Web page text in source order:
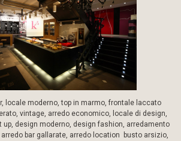
locale moderno, top in marmo, frontale laccato
vintage, arredo economico, locale di design,
up, design moderno, design fashion, arredamento
bar gallarate, arredo location busto arsizio,